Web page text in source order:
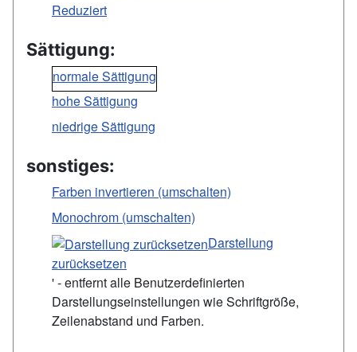
Reduziert
Sättigung:
normale Sättigung
hohe Sättigung
niedrige Sättigung
sonstiges:
Farben invertieren (umschalten)
Monochrom (umschalten)
Darstellung
zurücksetzen
' - entfernt alle Benutzerdefinierten
Darstellungseinstellungen wie Schriftgröße,
Zeilenabstand und Farben.